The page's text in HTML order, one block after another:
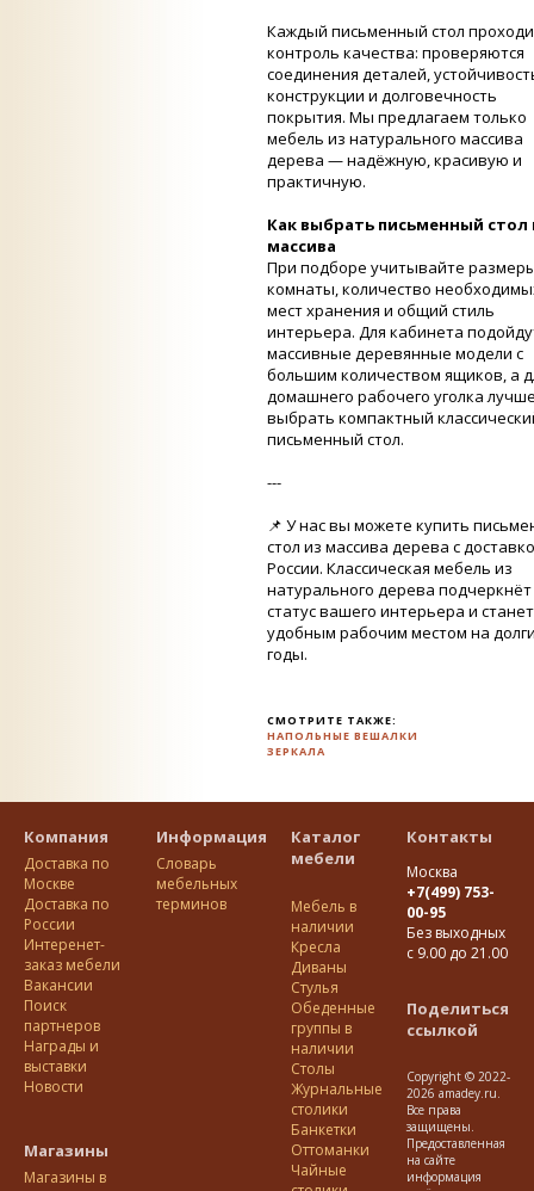
Каждый письменный стол
контроль качества: проверяются
соединения деталей,
конструкции и долговечность
покрытия. Мы предлагаем только
мебель из натурального массива
дерева — надёжную, красивую и
практичную.
Как выбрать письменный стол
массива
При подборе учитывайте
комнаты, количество
мест хранения и общий стиль
интерьера. Для кабинета
массивные деревянные модели с
большим количеством ящиков, а
домашнего рабочего уголка
выбрать компактный
письменный стол.
---
📌 У нас вы можете купить
стол из массива дерева с
России. Классическая мебель из
натурального дерева подчеркнёт
статус вашего интерьера и станет
удобным рабочим местом на
годы.
СМОТРИТЕ ТАКЖЕ:
НАПОЛЬНЫЕ ВЕШАЛКИ
ЗЕРКАЛА
Компания
Доставка по
Москве
Доставка по
Росcии
Интеренет-
заказ мебели
Вакансии
Поиск
партнеров
Награды и
выставки
Новости
Магазины
Магазины в
Информация
Словарь
мебельных
терминов
Каталог
мебели
Мебель в
наличии
Кресла
Диваны
Стулья
Обеденные
группы в
наличии
Столы
Журнальные
столики
Банкетки
Оттоманки
Чайные
Контакты
Москва
+7(499) 753-
00-95
Без выходных
с 9.00 до 21.00
Поделиться
ссылкой
Copyright © 2022-
2026 amadey.ru.
Все права
защищены.
Предоставленная
на сайте
информация